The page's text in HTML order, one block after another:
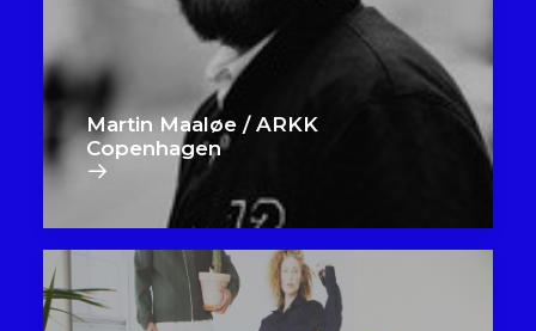
Martin Maaløe / ARKK
Copenhagen